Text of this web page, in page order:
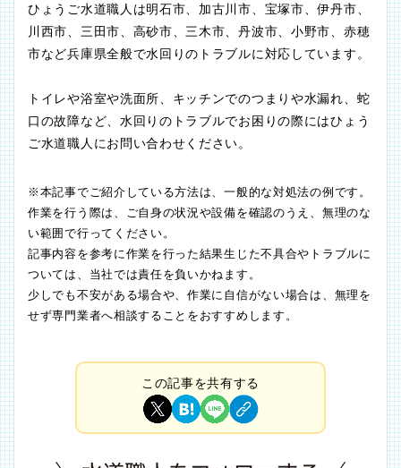
ひょうご水道職人は明石市、加古川市、宝塚市、伊丹市、
川西市、三田市、高砂市、三木市、丹波市、小野市、赤穂
市など兵庫県全般で水回りのトラブルに対応しています。
トイレや浴室や洗面所、キッチンでのつまりや水漏れ、蛇
口の故障など、水回りのトラブルでお困りの際にはひょう
ご水道職人にお問い合わせください。
※本記事でご紹介している方法は、一般的な対処法の例です。
作業を行う際は、ご自身の状況や設備を確認のうえ、無理のな
い範囲で行ってください。
記事内容を参考に作業を行った結果生じた不具合やトラブルに
ついては、当社では責任を負いかねます。
少しでも不安がある場合や、作業に自信がない場合は、無理を
せず専門業者へ相談することをおすすめします。
この記事を共有する